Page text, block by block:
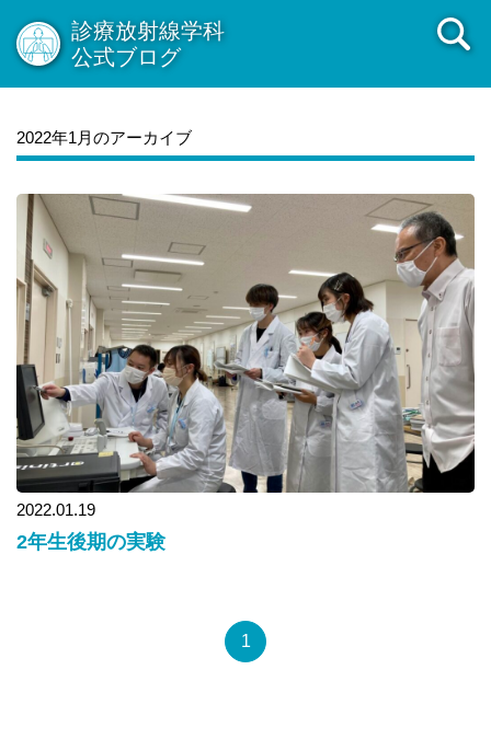
診療放射線学科
公式ブログ
2022年1月のアーカイブ
2022.01.19
2年生後期の実験
1